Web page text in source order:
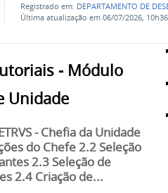
Registrado em: DEPARTAMENTO DE
Última atualização em 06/07/2026, 10h36
- Módulo
Unidade
- Chefia da Unidade
do Chefe 2.2 Seleção
2.3 Seleção de
2.4 Criação de...